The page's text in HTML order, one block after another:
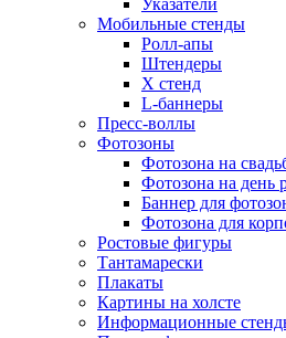
Указатели
Мобильные стенды
Ролл-апы
Штендеры
Х стенд
L-баннеры
Пресс-воллы
Фотозоны
Фотозона на
Фотозона на день
Баннер для
Фотозона для
Ростовые фигуры
Тантамарески
Плакаты
Картины на холсте
Информационные